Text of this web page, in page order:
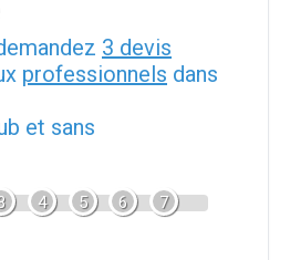
3 devis
professionnels dans
et sans
4 5 6 7